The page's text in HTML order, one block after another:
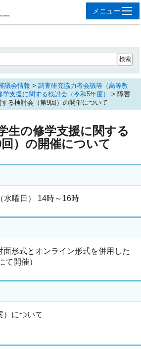
議会情報 > 調査研究協力者会議等（高等教
支援に関する検討会（令和5年度）
> 障害
る検討会（第9回）の開催について
生の修学支援に関する
）の開催について
水曜日） 14時～16時
面形式とオンライン形式を併用した
て開催）
）について